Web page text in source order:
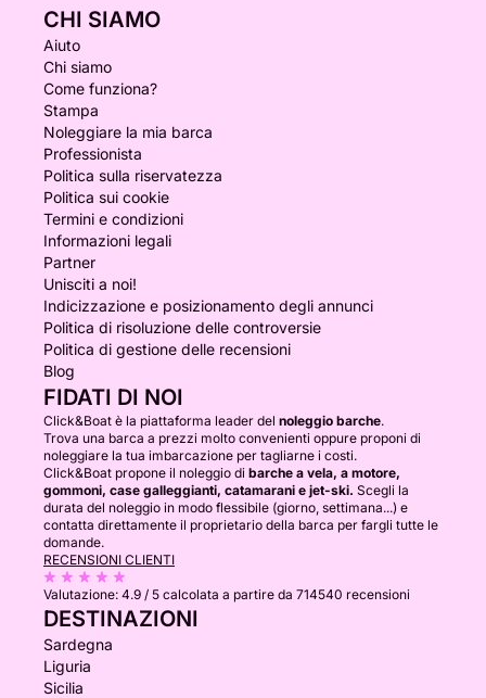
CHI SIAMO
Aiuto
Chi siamo
Come funziona?
Stampa
Noleggiare la mia barca
Professionista
Politica sulla riservatezza
Politica sui cookie
Termini e condizioni
Informazioni legali
Partner
Unisciti a noi!
Indicizzazione e posizionamento degli annunci
Politica di risoluzione delle controversie
Politica di gestione delle recensioni
Blog
FIDATI DI NOI
Click&Boat è la piattaforma leader del noleggio barche.
Trova una barca a prezzi molto convenienti oppure proponi di
noleggiare la tua imbarcazione per tagliarne i costi.
Click&Boat propone il noleggio di barche a vela, a motore,
gommoni, case galleggianti, catamarani e jet-ski. Scegli la
durata del noleggio in modo flessibile (giorno, settimana...) e
contatta direttamente il proprietario della barca per fargli tutte le
domande.
RECENSIONI CLIENTI
Valutazione: 4.9 / 5 calcolata a partire da 714540 recensioni
DESTINAZIONI
Sardegna
Liguria
Sicilia